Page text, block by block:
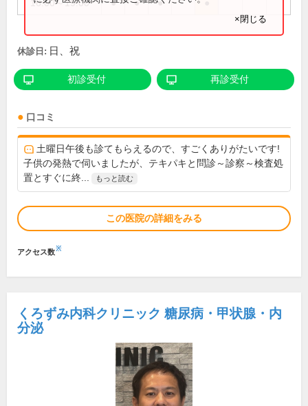
16:00～19:00 ● ● ●
×閉じる
休診日: 日、祝
初診受付 再診受付
口コミ
土曜日午後も診てもらえるので、すごくありがたいです!
子供の発熱で伺いましたが、テキパキと問診～診察～検査処
置とすぐに終...
もっと読む
この医院の詳細をみる
アクセス数※
くろずみ内科クリニック 糖尿病・甲状腺・内
分泌